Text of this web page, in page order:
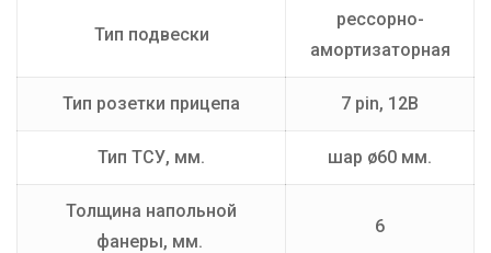
Тип подвески
рессорно-
амортизаторная
Тип розетки прицепа 7 pin, 12В
Тип ТСУ, мм. шар ø60 мм.
Толщина напольной
фанеры, мм.
6